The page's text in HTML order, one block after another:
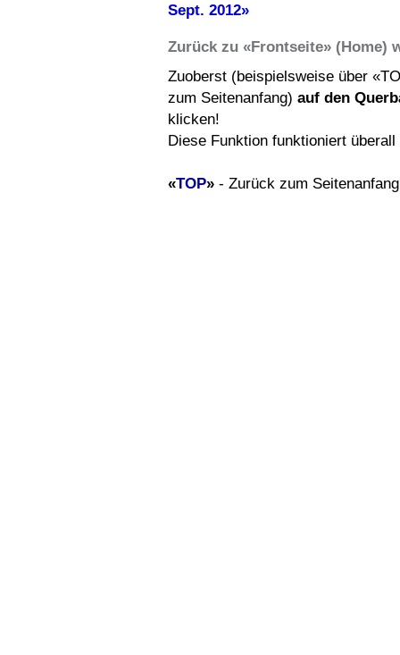
Sept. 2012»
Zurück zu «Frontseite» (Home)
Zuoberst (beispielsweise über
zum Seitenanfang) auf den
klicken!
Diese Funktion funktioniert überall
«TOP» - Zurück zum Seitenanfang